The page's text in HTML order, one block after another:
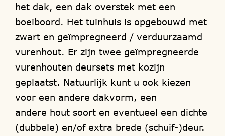
het dak, een dak overstek met een
boeiboord. Het tuinhuis is opgebouwd met
zwart en geïmpregneerd / verduurzaamd
vurenhout. Er zijn twee geïmpregneerde
vurenhouten deursets met kozijn
geplaatst. Natuurlijk kunt u ook kiezen
voor een andere dakvorm, een
andere hout soort en eventueel een dichte
(dubbele) en/of extra brede (schuif-)deur.